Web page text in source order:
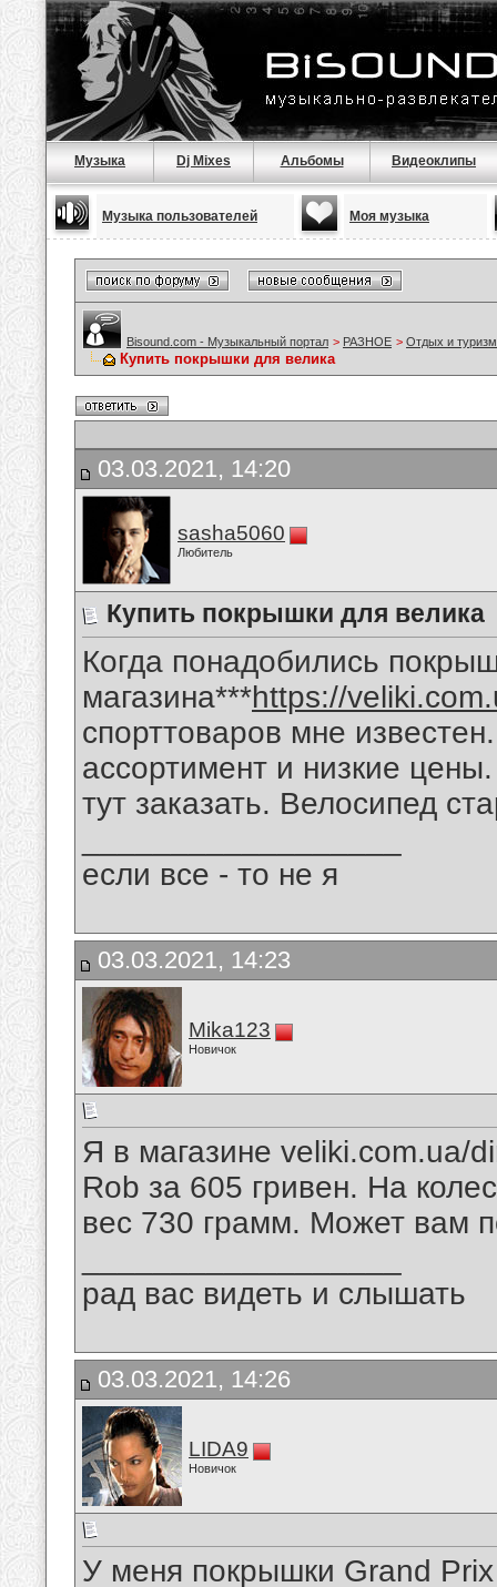
Музыка Dj Mixes Альбомы Видеоклипы
Музыка пользователей Моя музыка
Bisound.com - Музыкальный портал > РАЗНОЕ > Отдых и туризм
Купить покрышки для велика
03.03.2021, 14:20
sasha5060
Любитель
Купить покрышки для велика
Когда понадобились
магазина***https://
спорттоваров мне
ассортимент и низкие
тут заказать. Велосипед
если все - то не я
03.03.2021, 14:23
Mika123
Новичок
Я в магазине veliki.com.ua/
Rob за 605 гривен. На
вес 730 грамм. Может вам
рад вас видеть и слышать
03.03.2021, 14:26
LIDA9
Новичок
У меня покрышки Grand